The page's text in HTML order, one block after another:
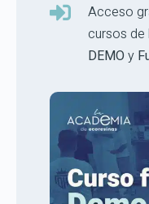

Acceso
cursos de
DEMOy